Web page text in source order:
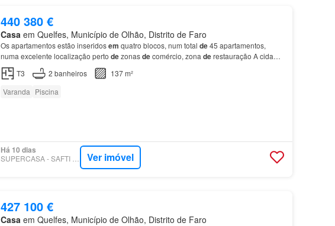
440 380 €
Casa em Quelfes, Município de Olhão, Distrito de Faro
Os apartamentos estão inseridosem quatro blocos, num total de45 apartamentos,
numa excelente localização perto dezonasdecomércio, zona derestauração A cidade
deOlhão está localizada pleno coração
T3 2 banheiros
137 m²
Varanda Piscina
Há 10 dias
SUPERCASA - SAFTI PORTUGAL Ver imóvel
427 100 €
Casa em Quelfes, Município de Olhão, Distrito de Faro